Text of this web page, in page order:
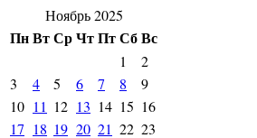
Ноябрь 2025
ПнВтСрЧтПтСбВс
1
2
3
4 5 6 7 8
9
10 11 12 13 14 15 16
17 18 19 20 21 22 23